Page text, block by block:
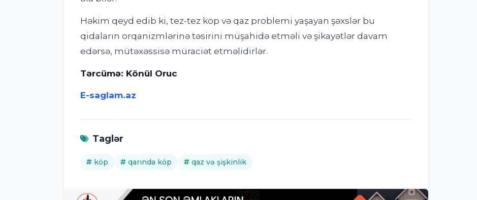
Həkim qeyd edib ki, tez-tez köp və qaz problemi yaşayan şəxslər bu
qidaların orqanizmlərinə təsirini müşahidə etməli və şikayətlər davam
edərsə, mütəxəssisə müraciət etməlidirlər.
Tərcümə: Könül Oruc
E-saglam.az
Taglər
köp qarında köp qaz və şişkinlik